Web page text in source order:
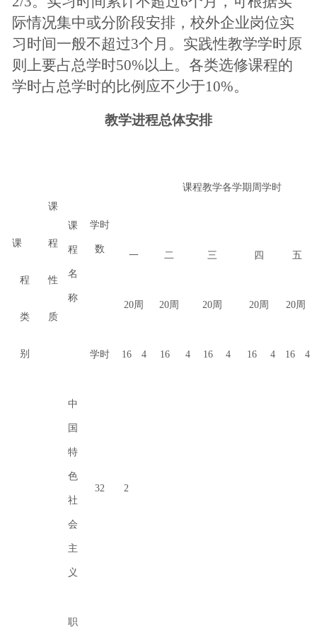
际情况集中或分阶段安排，校外企业岗位实
习时间一般不超过3个月。实践性教学学时原
则上要占总学时50%以上。各类选修课程的
学时占总学时的比例应不少于10%。
教学进程总体安排
课
程
类
别
课
程
性
质
课
程
名
称
学时
数
课程教学各学期周学时
一 二 三 四 五
20周 20周 20周 20周 20周
学时 16 4 16 4 16 4 16 4 16 4
中
国
特
色
社
会
主
义
32 2
职